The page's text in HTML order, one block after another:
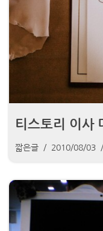
티스토리 이사
짧은글 2010/08/03